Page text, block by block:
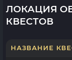
ЛОКАЦИЯ
КВЕСТОВ
НАЗВАНИЕ